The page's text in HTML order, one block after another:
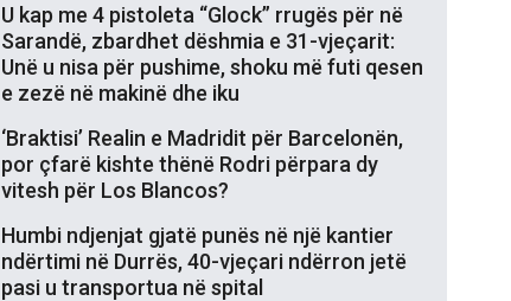
U kap me 4 pistoleta “Glock” rrugës për në
Sarandë, zbardhet dëshmia e 31-vjeçarit:
Unë u nisa për pushime, shoku më futi qesen
e zezë në makinë dhe iku
‘Braktisi’ Realin e Madridit për Barcelonën,
por çfarë kishte thënë Rodri përpara dy
vitesh për Los Blancos?
Humbi ndjenjat gjatë punës në një kantier
ndërtimi në Durrës, 40-vjeçari ndërron jetë
pasi u transportua në spital